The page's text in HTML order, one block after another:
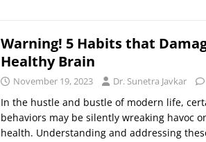
Warning! 5 Habits that
Healthy Brain
November 19, 2023 Dr. Sunetra Javkar
In the hustle and bustle of modern life,
behaviors may be silently wreaking havoc
health. Understanding and addressing